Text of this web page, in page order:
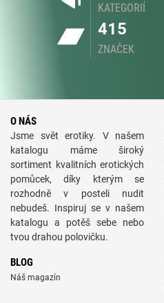
KATEGORIÍ
415
ZNAČEK
O NÁS
Jsme svět erotiky. V našem
katalogu máme široký
sortiment kvalitních erotických
pomůcek, díky kterým se
rozhodně v posteli nudit
nebudeš. Inspiruj se v našem
katalogu a potěš sebe nebo
tvou drahou polovičku.
BLOG
Náš magazín